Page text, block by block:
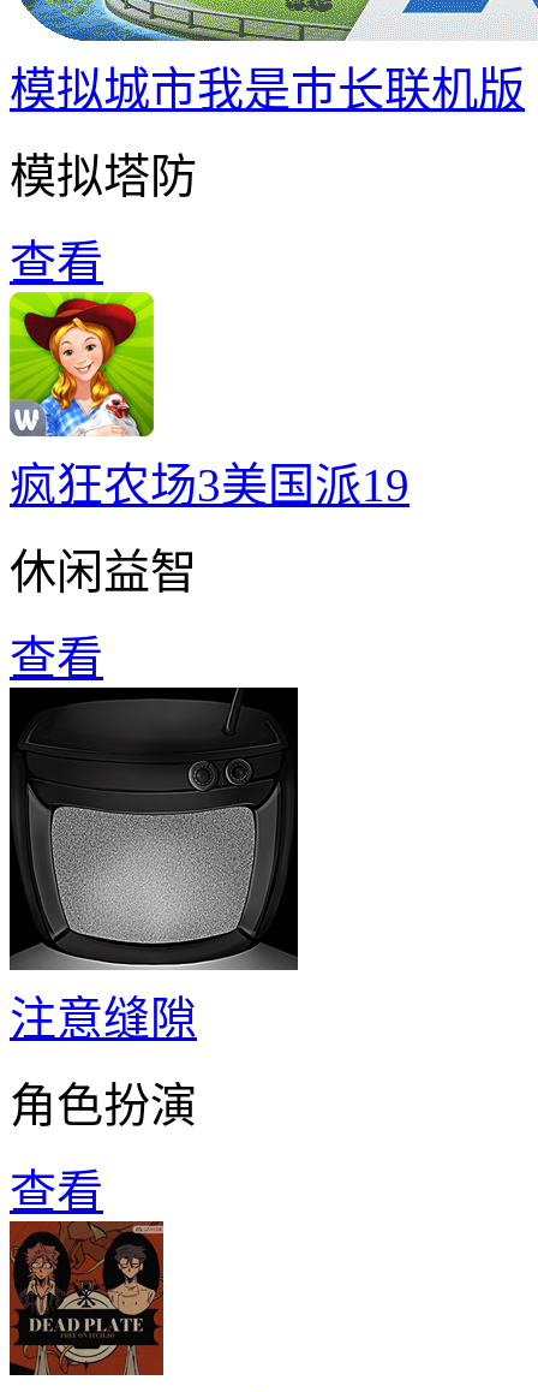
模拟城市我是巿长联机版
模拟塔防
查看
疯狂农场3美国派19
休闲益智
查看
注意缝隙
角色扮演
查看